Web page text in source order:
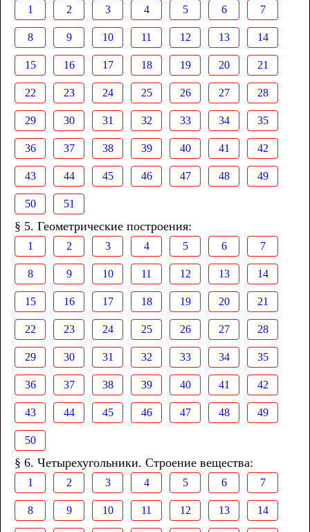
1 2 3 4 5 6 7
8 9 10 11 12 13 14
15 16 17 18 19 20 21
22 23 24 25 26 27 28
29 30 31 32 33 34 35
36 37 38 39 40 41 42
43 44 45 46 47 48 49
50 51
§ 5. Геометрические построения:
1 2 3 4 5 6 7
8 9 10 11 12 13 14
15 16 17 18 19 20 21
22 23 24 25 26 27 28
29 30 31 32 33 34 35
36 37 38 39 40 41 42
43 44 45 46 47 48 49
50
§ 6. Четырехугольники. Строение вещества:
1 2 3 4 5 6 7
8 9 10 11 12 13 14